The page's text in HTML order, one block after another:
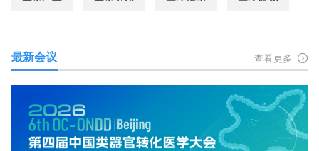
最新会议 查看更多